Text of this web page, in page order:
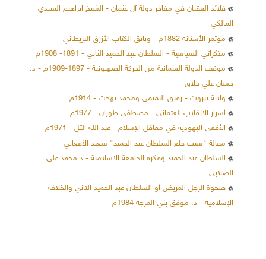
قلائد العقيان في مفاخر دولة آل عثمان - الشيخ ابراهيم العبيدي
المالكي
مؤتمر الأستانة 1882م - وثائق الكتاب الأزرق البريطاني
مذكراتي السياسية - السلطان عبد الحميد الثاني - 1891- 1908م
موقف الدولة العثمانية من الحركة الصهيونية - 1897-1909م - د.
حسان علي حلاق
ولاية بيروت - رفيق التميمي ومحمد بهجت - 1914م
أسرار الانقلاب العثماني - مصطفى طوران - 1977م
الأفعى اليهودية في معاقل الإسلام - عبد الله التل - 1971م
مقالة "سبب خلع السلطان عبد الحميد" سعيد الأفغاني
السلطان عبد الحميد وفكرة الجامعة الاسلامية - د محمد علي
الصلابي
صحوة الرجل المريض أو السلطان عبد الحميد الثاني والخلافة
الإسلامية - د. موفق بني المرجة 1984م